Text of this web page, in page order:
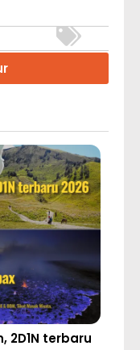
2D1N terbaru